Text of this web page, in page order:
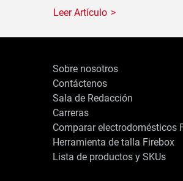
Leer Artículo
Sobre nosotros
Contáctenos
Sala de Redacción
Carreras
Comparar electrodomésticos
Herramienta de talla Firebox
Lista de productos y SKUs